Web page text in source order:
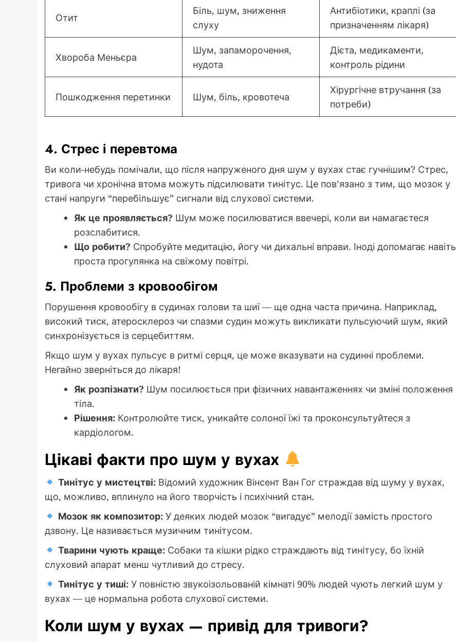
Отит
Біль, шум, зниження
слуху
Антибіотики, краплі (за
призначенням лікаря)
Хвороба Меньєра
Шум, запаморочення,
нудота
Дієта, медикаменти,
контроль рідини
Пошкодження перетинки Шум, біль, кровотеча
Хірургічне втручання (за
потреби)
4. Стрес і перевтома
Ви коли-небудь помічали, що після напруженого дня шум у вухах стає гучнішим? Стрес,
тривога чи хронічна втома можуть підсилювати тинітус. Це пов’язано з тим, що мозок у
стані напруги “перебільшує” сигнали від слухової системи.
Як це проявляється? Шум може посилюватися ввечері, коли ви намагаєтеся
розслабитися.
Що робити? Спробуйте медитацію, йогу чи дихальні вправи. Іноді допомагає навіть
проста прогулянка на свіжому повітрі.
5. Проблеми з кровообігом
Порушення кровообігу в судинах голови та шиї — ще одна часта причина. Наприклад,
високий тиск, атеросклероз чи спазми судин можуть викликати пульсуючий шум, який
синхронізується із серцебиттям.
Якщо шум у вухах пульсує в ритмі серця, це може вказувати на судинні проблеми.
Негайно зверніться до лікаря!
Як розпізнати? Шум посилюється при фізичних навантаженнях чи зміні положення
тіла.
Рішення: Контролюйте тиск, уникайте солоної їжі та проконсультуйтеся з
кардіологом.
Цікаві факти про шум у вухах
Тинітус у мистецтві:Відомий художник Вінсент Ван Гог страждав від шуму у вухах,
що, можливо, вплинуло на його творчість і психічний стан.
Мозок як композитор:У деяких людей мозок “вигадує” мелодії замість простого
дзвону. Це називається музичним тинітусом.
Тварини чують краще:Собаки та кішки рідко страждають від тинітусу, бо їхній
слуховий апарат менш чутливий до стресу.
Тинітус у тиші:У повністю звукоізольованій кімнаті 90% людей чують легкий шум у
вухах — це нормальна робота слухової системи.
Коли шум у вухах — привід для тривоги?